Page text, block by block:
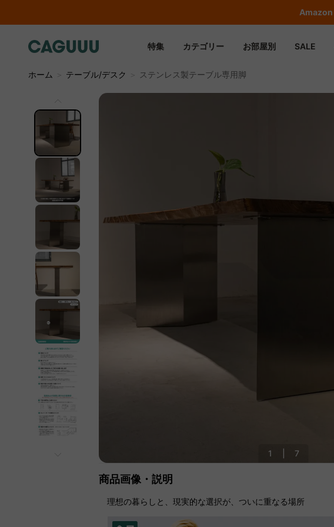
Amazon
特集 カテゴリー お部屋別 SALE
ホーム
テーブル/デスク ステンレス製テーブル専用脚
1 7
商品画像・説明
理想の暮らしと、現実的な選択が、ついに重なる場所